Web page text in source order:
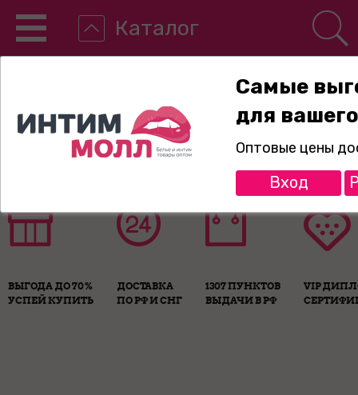
Каталог
8-800-775-89-65
ВЫГОДА ДО 70%
УСПЕЙ КУПИТЬ
ДОСТАВКА
ПО РФ И СНГ
1307 ПУНКТОВ
ВЫДАЧИ В РФ
VIP
Самые
для
Оптовые цены
Вход